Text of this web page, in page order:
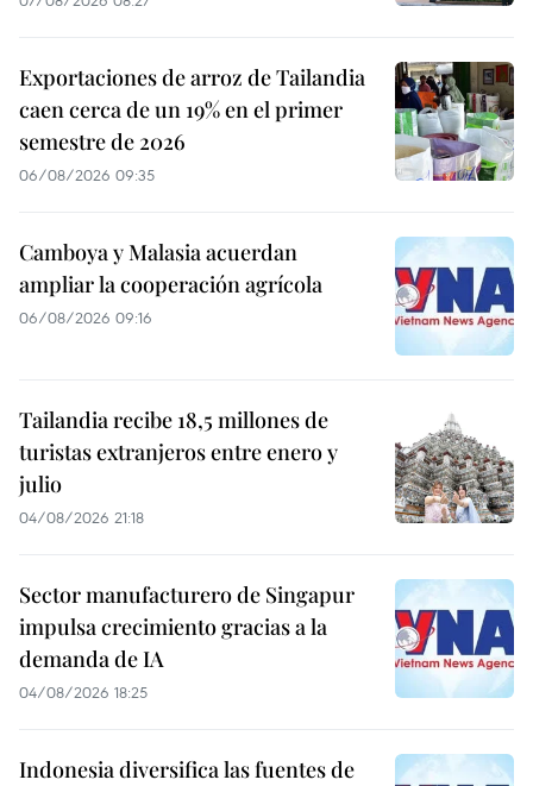
Exportaciones de arroz de Tailandia
caen cerca de un 19% en el primer
semestre de 2026
06/08/2026 09:35
Camboya y Malasia acuerdan
ampliar la cooperación agrícola
06/08/2026 09:16
Tailandia recibe 18,5 millones de
turistas extranjeros entre enero y
julio
04/08/2026 21:18
Sector manufacturero de Singapur
impulsa crecimiento gracias a la
demanda de IA
04/08/2026 18:25
Indonesia diversifica las fuentes de